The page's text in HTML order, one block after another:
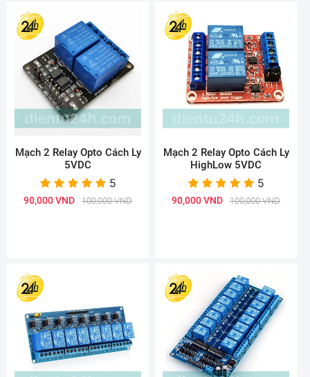
Mạch 2 Relay Opto Cách Ly
5VDC
5
90,000 VND 100,000 VND
Mạch 2 Relay Opto Cách Ly
HighLow 5VDC
5
90,000 VND 100,000 VND